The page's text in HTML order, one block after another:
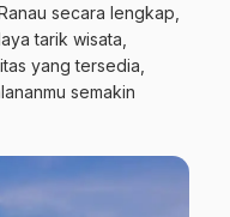
secara lengkap,
tarik wisata,
yang tersedia,
semakin